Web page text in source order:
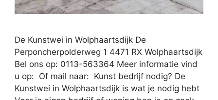
De Kunstwei in Wolphaartsdijk De
Perponcherpolderweg 1 4471 RX Wolphaartsdijk
Bel ons op: 0113-563364 Meer informatie vind
u op: Of mail naar: Kunst bedrijf nodig? De
Kunstwei in Wolphaartsdijk is wat je nodig hebt